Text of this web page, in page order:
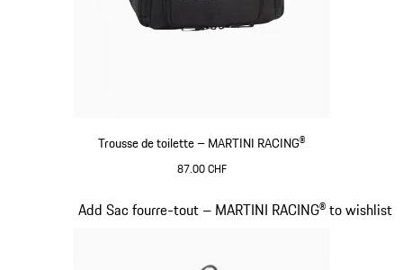
Trousse de toilette – MARTINI RACING®
87.00 CHF
Add Sac fourre-tout – MARTINI RACING® to wishlist
Diapositive 19 sur 20